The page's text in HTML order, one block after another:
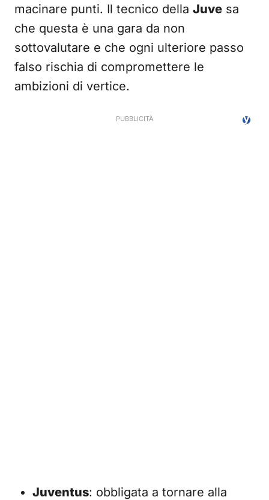
macinare punti. Il tecnico della Juve sa
che questa è una gara da non
sottovalutare e che ogni ulteriore passo
falso rischia di compromettere le
ambizioni di vertice.
Juventus: obbligata a tornare alla